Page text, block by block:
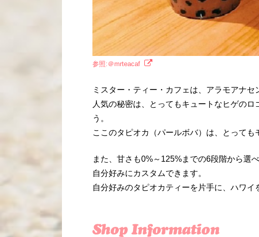
参照:＠mrteacaf
ミスター・ティー・カフェは、アラモアナセ
人気の秘密は、とってもキュートなヒゲの
う。
ここのタピオカ（パールボバ）は、とっても
また、甘さも0%～125%までの6段階から選
自分好みにカスタムできます。
自分好みのタピオカティーを片手に、ハワイ